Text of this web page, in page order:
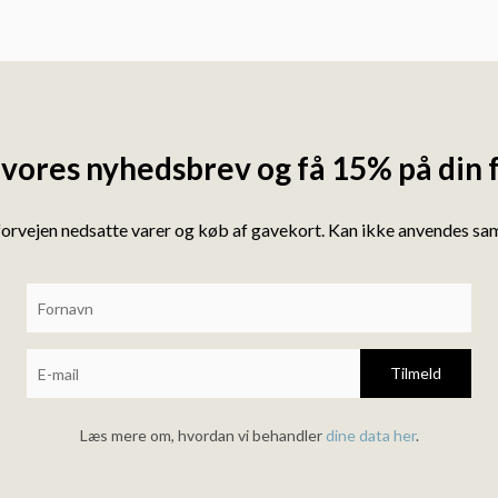
nyhedsbrev og få 15% på
nedsatte varer og køb af gavekort. Kan ikke anvendes
Tilmeld
Læs mere om, hvordan vi behandlerdine data her.